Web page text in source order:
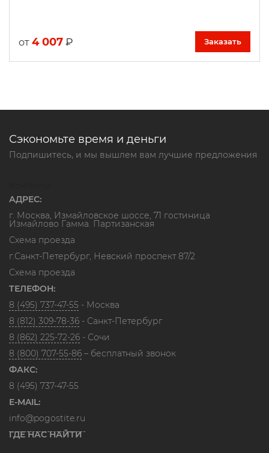
от 4 007 ₽ Заказать
Сэкономьте время и деньги
Подпишитесь, и мы вышлем вам лучшие предложения
АДРЕС:
г. Москва, Измайловское шоссе, 71 гостиница
Измайлово Гамма. Партизанская
Схема проезда
г.Санкт-Петербург, Невский проспект 87/2
Схема проезда
ТЕЛЕФОН:
8 (495) 737-47-55 - Москва
8 (812) 309-78-36 - Санкт-Петербург
8 (862) 225-72-26 - Сочи
8 (800) 707-55-86 – бесплатный звонок
ФАКС:
8 (495) 737-47-55
E-MAIL:
info@pogostite.ru
ГДЕ НАС НАЙТИ